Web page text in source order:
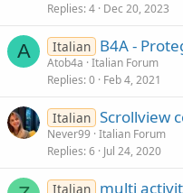
Replies 4 Dec 20, 2023
A Italian B4A -
Atob4a Italian Forum
Replies 0 Feb 4, 2021
Italian Scrollview
Never99 Italian Forum
Replies 6 Jul 24, 2020
Italian multi